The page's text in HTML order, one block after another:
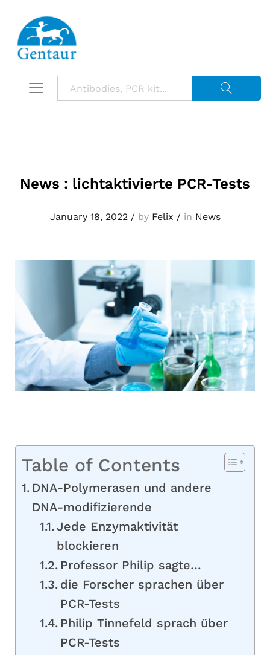
News : lichtaktivierte PCR-Tests
January 18, 2022/by Felix /in News
Table of Contents
DNA-Polymerasen und andere
DNA-modifizierende
Jede Enzymaktivität
blockieren
Professor Philip sagte…
die Forscher sprachen über
PCR-Tests
Philip Tinnefeld sprach über
PCR-Tests